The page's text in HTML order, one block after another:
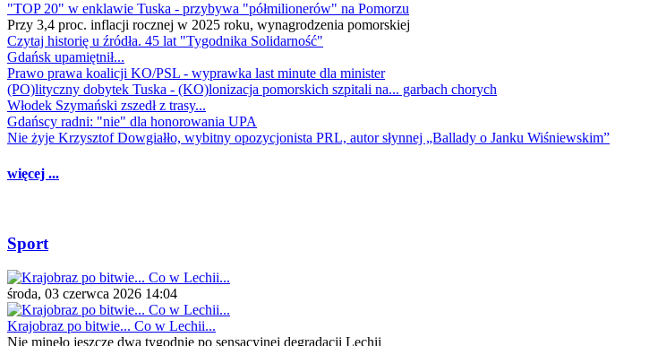
"TOP 20" w enklawie Tuska - przybywa "półmilionerów" na Pomorzu
Przy 3,4 proc. inflacji rocznej w 2025 roku, wynagrodzenia pomorskiej
Czytaj historię u źródła. 45 lat "Tygodnika Solidarność"
Gdańsk upamiętnił...
Prawo prawa koalicji KO/PSL - wyprawka last minute dla minister
(PO)lityczny dobytek Tuska - (KO)lonizacja pomorskich szpitali na... garbach chorych
Włodek Szymański zszedł z trasy...
Gdańscy radni: "nie" dla honorowania UPA
Nie żyje Krzysztof Dowgiałło, wybitny opozycjonista PRL, autor słynnej „Ballady o Janku Wiśniewskim”
więcej ...
Sport
środa, 03 czerwca 2026 14:04
Krajobraz po bitwie... Co w Lechii...
Nie minęło jeszcze dwa tygodnie po sensacyjnej degradacji Lechii